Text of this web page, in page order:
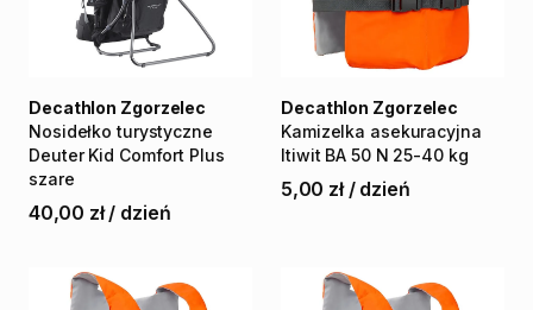
Nosidełko turystyczne
Deuter Kid Comfort Plus
szare
Decathlon Zgorzelec
40,00 zł / dzień
Kamizelka asekuracyjna
Itiwit BA 50 N 25-40 kg
Decathlon Zgorzelec
5,00 zł / dzień